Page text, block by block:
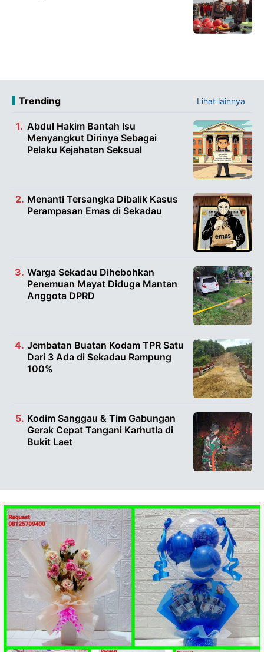
Trending Lihat lainnya
Abdul Hakim Bantah Isu
Menyangkut Dirinya Sebagai
Pelaku Kejahatan Seksual
Menanti Tersangka Dibalik Kasus
Perampasan Emas di Sekadau
Warga Sekadau Dihebohkan
Penemuan Mayat Diduga Mantan
Anggota DPRD
Jembatan Buatan Kodam TPR Satu
Dari 3 Ada di Sekadau Rampung
100%
Kodim Sanggau & Tim Gabungan
Gerak Cepat Tangani Karhutla di
Bukit Laet